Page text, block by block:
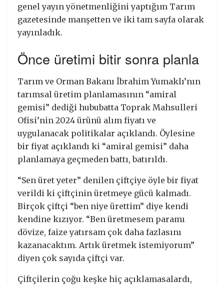
genel yayın yönetmenliğini yaptığım Tarım
gazetesinde manşetten ve iki tam sayfa olarak
yayınladık.
Önce üretimi bitir sonra planla
Tarım ve Orman Bakanı İbrahim Yumaklı’nın
tarımsal üretim planlamasının “amiral
gemisi” dediği hububatta Toprak Mahsulleri
Ofisi’nin 2024 ürünü alım fiyatı ve
uygulanacak politikalar açıklandı. Öylesine
bir fiyat açıklandı ki “amiral gemisi” daha
planlamaya geçmeden battı, batırıldı.
“Sen üret yeter” denilen çiftçiye öyle bir fiyat
verildi ki çiftçinin üretmeye gücü kalmadı.
Birçok çiftçi “ben niye ürettim” diye kendi
kendine kızıyor. “Ben üretmesem paramı
dövize, faize yatırsam çok daha fazlasını
kazanacaktım. Artık üretmek istemiyorum”
diyen çok sayıda çiftçi var.
Çiftçilerin çoğu keşke hiç açıklamasalardı,